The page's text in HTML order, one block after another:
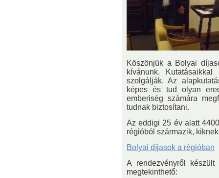
Köszönjük a Bolyai
kívánunk.
szolgálják. Az
képes és tud olyan
emberiség számára
tudnak biztosítani.
Az eddigi 25 év alatt
régióból származik,
Bolyai díjasok a régióban
A rendezvényről
megtekinthető: